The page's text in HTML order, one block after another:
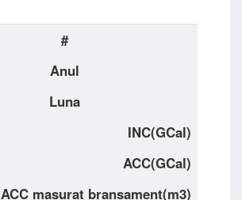
#
Anul
Luna
INC(GCal)
ACC(GCal)
ACC masurat bransament(m3)